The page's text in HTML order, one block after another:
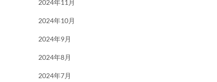
2024年11月
2024年10月
2024年9月
2024年8月
2024年7月